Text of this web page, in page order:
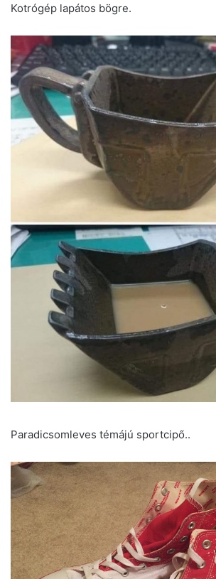
Kotrógép lapátos bögre.
Paradicsomleves témájú sportcipő..